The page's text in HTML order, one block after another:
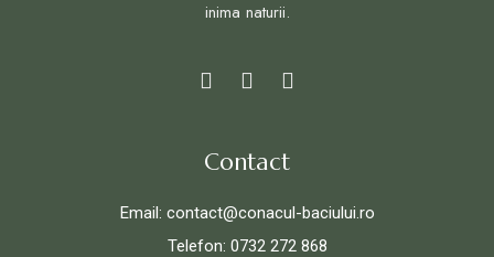
inima naturii.
Contact
Email: contact@conacul-baciului.ro
Telefon: 0732 272 868